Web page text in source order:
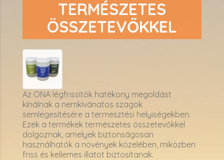
TERMÉSZETES
ÖSSZETEVŐKKEL
Az ONA légfrissítők hatékony megoldást
kínálnak a nemkívánatos szagok
semlegesítésére a termesztési helyiségekben.
Ezek a termékek természetes összetevőkkel
dolgoznak, amelyek biztonságosan
használhatók a növények közelében, miközben
friss és kellemes illatot biztosítanak.